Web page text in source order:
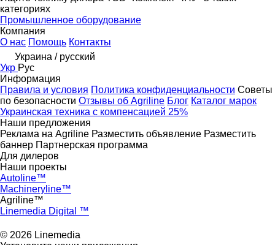
категориях
Промышленное оборудование
Компания
О нас Помощь Контакты
Украина / русский
Укр Рус
Информация
Правила и условия Политика конфиденциальности Советы
по безопасности Отзывы об Agriline Блог Каталог марок
Украинская техника с компенсацией 25%
Наши предложения
Реклама на Agriline Разместить объявление Разместить
баннер Партнерская программа
Для дилеров
Наши проекты
Autoline™
Machineryline™
Agriline™
Linemedia Digital ™
© 2026 Linemedia